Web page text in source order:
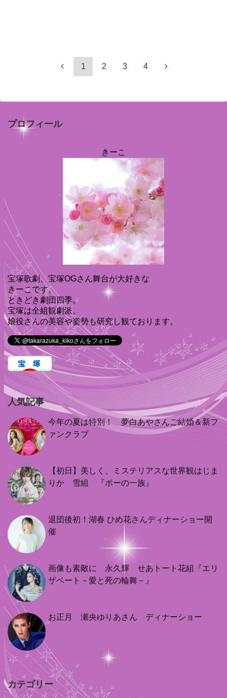
1 2 3 4
プロフィール
きーこ
宝塚歌劇、宝塚OGさん舞台が大好きな
きーこです。
ときどき劇団四季。
宝塚は全組観劇派。
娘役さんの美容や姿勢も研究し観ております。
人気記事
今年の夏は特別！ 夢白あやさんご結婚＆新フ
ァンクラブ
【初日】美しく、ミステリアスな世界観はじま
りか 雪組 『ポーの一族』
退団後初！湖春 ひめ花さんディナーショー開
催
画像も素敵に 永久輝 せあトート花組『エリ
ザベート－愛と死の輪舞－』
お正月 瀬央ゆりあさん ディナーショー
カテゴリー